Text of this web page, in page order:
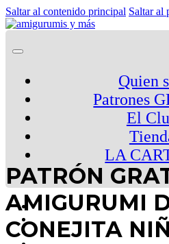
Saltar al contenido principal Saltar al
Quien
Patrones
El
LA
PATRÓN
AMIGURUMI
CONEJITA